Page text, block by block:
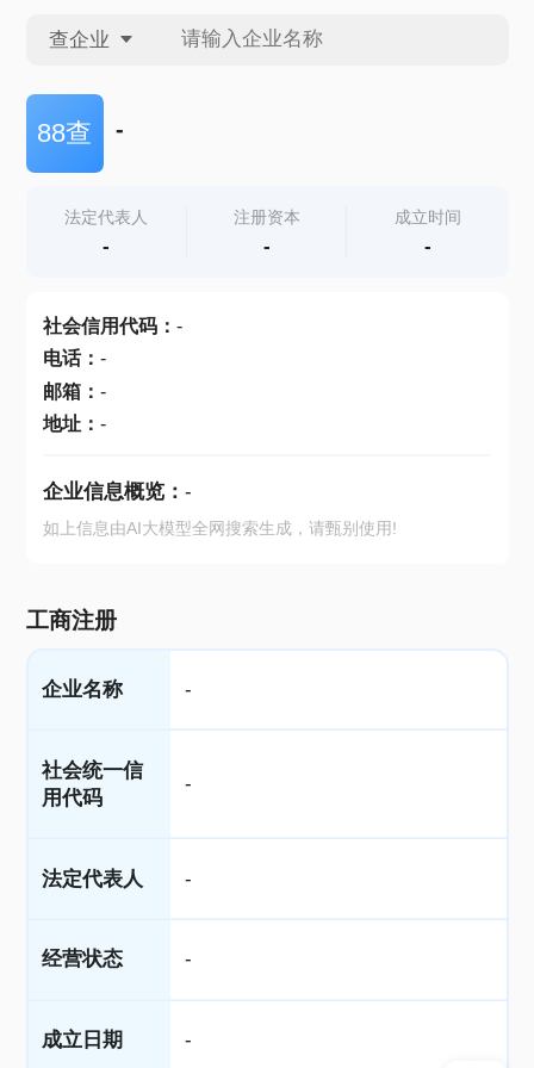
查企业
查企业
查产地
88查 -
法定代表人
-
注册资本
-
成立时间
-
社会信用代码： -
电话： -
邮箱： -
地址： -
企业信息概览： -
如上信息由AI大模型全网搜索生成，请甄别使用!
工商注册
企业名称 -
社会统一信
用代码
-
法定代表人 -
经营状态 -
成立日期 -